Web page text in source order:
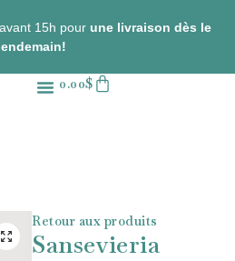
15h pour une livraison dès le
0.00$
Retour aux produits
Sansevieria